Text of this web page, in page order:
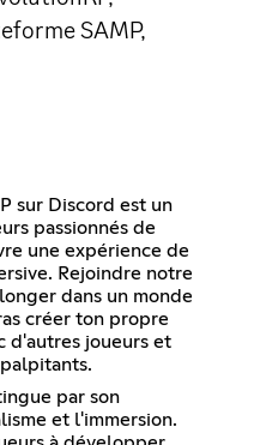
SAMP,
sur Discord est un
passionnés de
une expérience de
Rejoindre notre
dans un monde
créer ton propre
d'autres joueurs et
par son
et l'immersion.